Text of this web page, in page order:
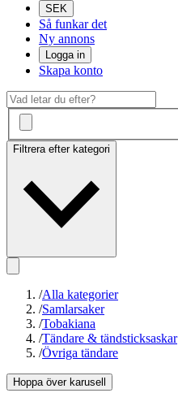
SEK
Så funkar det
Ny annons
Logga in
Skapa konto
Filtrera efter kategori
/Alla kategorier
/Samlarsaker
/Tobakiana
/Tändare & tändsticksaskar
/Övriga tändare
Hoppa över karusell